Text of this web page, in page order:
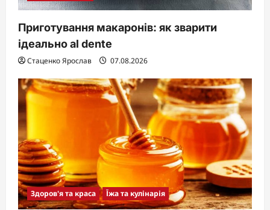
Приготування макаронів: як зварити
ідеально al dente
Стаценко Ярослав 07.08.2026
Здоров'я та краса Їжа та кулінарія